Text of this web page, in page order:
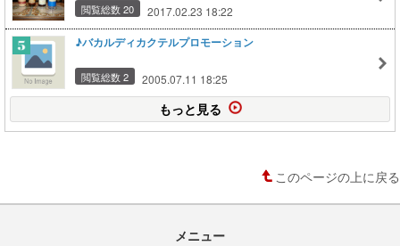
閲覧総数 20 2017.02.23 18:22
♪バカルディカクテルプロモーション
閲覧総数 2 2005.07.11 18:25
もっと見る
このページの上に戻る
メニュー